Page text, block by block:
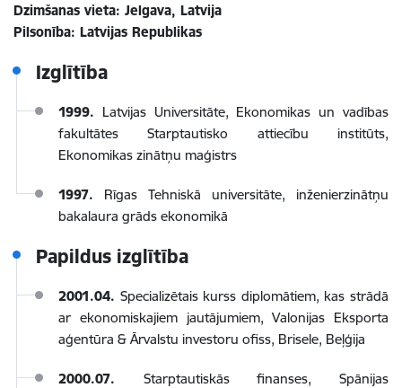
Dzimšanas vieta: Jelgava, Latvija
Pilsonība: Latvijas Republikas
Izglītība
1999. Latvijas Universitāte, Ekonomikas un vadības
fakultātes Starptautisko attiecību institūts,
Ekonomikas zinātņu maģistrs
1997. Rīgas Tehniskā universitāte, inženierzinātņu
bakalaura grāds ekonomikā
Papildus izglītība
2001.04. Specializētais kurss diplomātiem, kas strādā
ar ekonomiskajiem jautājumiem, Valonijas Eksporta
aģentūra & Ārvalstu investoru ofiss, Brisele, Beļģija
2000.07. Starptautiskās finanses, Spānijas